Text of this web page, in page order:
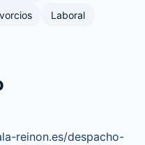
Laboral
reinon.es/despacho-